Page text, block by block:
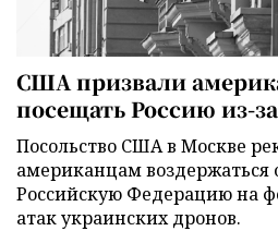
США призвали
посещать Россию из-
Посольство США в Москве
американцам воздержаться
Российскую Федерацию на
атак украинских дронов.